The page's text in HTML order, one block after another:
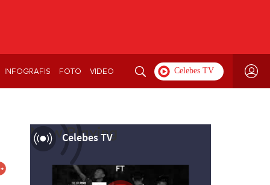
INFOGRAFIS FOTO VIDEO
Celebes TV
Now Playing